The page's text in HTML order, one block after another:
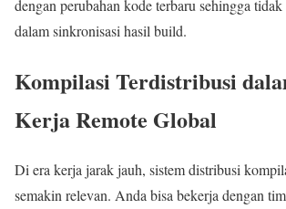
dengan perubahan kode terbaru sehingga
dalam sinkronisasi hasil build.
Kompilasi Terdistribusi
Kerja Remote Global
Di era kerja jarak jauh, sistem distribusi
semakin relevan. Anda bisa bekerja dengan